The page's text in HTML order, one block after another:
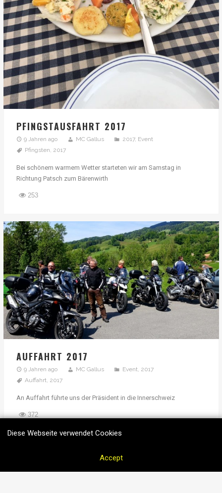
PFINGSTAUSFAHRT 2017
9 Jahren ago MC Gallus 2017, Event
Pfingsten, 2017
Bei schönem warmem Wetter starteten wir am Samstag in
Richtung Patsch zum Bärenwirth
253
AUFFAHRT 2017
9 Jahren ago MC Gallus Event, 2017
Auffahrt, 2017
An Auffahrt führte uns der Präsident in die Innerschweiz
372
Diese Webseite verwendet Cookies
Accept